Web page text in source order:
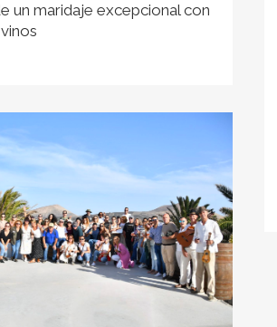
un maridaje excepcional con